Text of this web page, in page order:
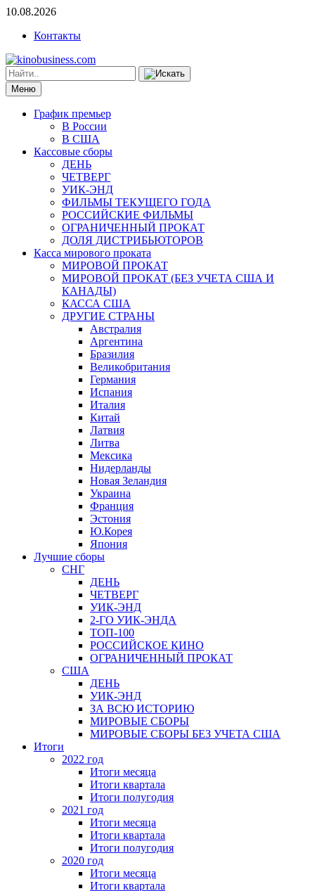
10.08.2026
Контакты
Меню
График премьер
В России
В США
Кассовые сборы
ДЕНЬ
ЧЕТВЕРГ
УИК-ЭНД
ФИЛЬМЫ ТЕКУЩЕГО ГОДА
РОССИЙСКИЕ ФИЛЬМЫ
ОГРАНИЧЕННЫЙ ПРОКАТ
ДОЛЯ ДИСТРИБЬЮТОРОВ
Касса мирового проката
МИРОВОЙ ПРОКАТ
МИРОВОЙ ПРОКАТ (БЕЗ УЧЕТА США И
КАНАДЫ)
КАССА США
ДРУГИЕ СТРАНЫ
Австралия
Аргентина
Бразилия
Великобритания
Германия
Испания
Италия
Китай
Латвия
Литва
Мексика
Нидерланды
Новая Зеландия
Украина
Франция
Эстония
Ю.Корея
Япония
Лучшие сборы
СНГ
ДЕНЬ
ЧЕТВЕРГ
УИК-ЭНД
2-ГО УИК-ЭНДА
ТОП-100
РОССИЙСКОЕ КИНО
ОГРАНИЧЕННЫЙ ПРОКАТ
США
ДЕНЬ
УИК-ЭНД
ЗА ВСЮ ИСТОРИЮ
МИРОВЫЕ СБОРЫ
МИРОВЫЕ СБОРЫ БЕЗ УЧЕТА США
Итоги
2022 год
Итоги месяца
Итоги квартала
Итоги полугодия
2021 год
Итоги месяца
Итоги квартала
Итоги полугодия
2020 год
Итоги месяца
Итоги квартала